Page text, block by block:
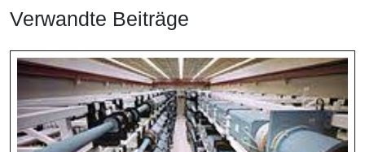
Verwandte Beiträge